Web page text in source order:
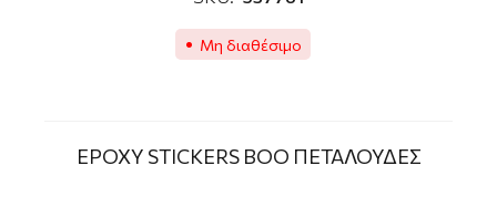
Μη διαθέσιμο
EPOXY STICKERS ΒΟΟ ΠETAΛΟΥΔΕΣ